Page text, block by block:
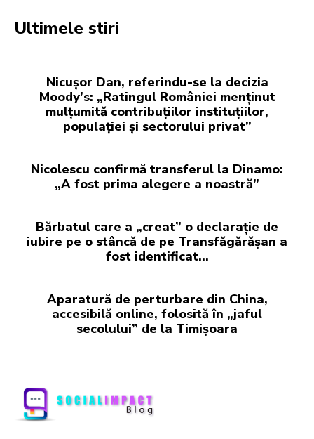
Ultimele stiri
Nicușor Dan, referindu-se la decizia
Moody’s: „Ratingul României menținut
mulțumită contribuțiilor instituțiilor,
populației și sectorului privat”
Nicolescu confirmă transferul la Dinamo:
„A fost prima alegere a noastră”
Bărbatul care a „creat” o declarație de
iubire pe o stâncă de pe Transfăgărășan a
fost identificat…
Aparatură de perturbare din China,
accesibilă online, folosită în „jaful
secolului” de la Timișoara